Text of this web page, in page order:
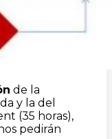
de la
y la del
(35 horas),
pedirán